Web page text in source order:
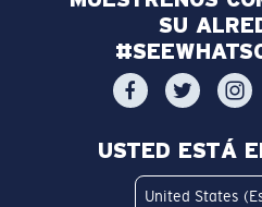
SU
USTED ESTÁ
United States